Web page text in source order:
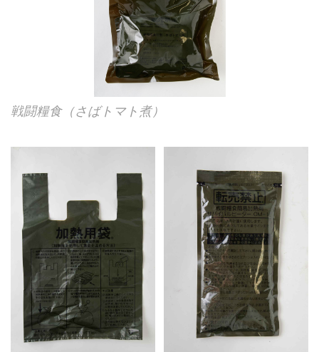
戦闘糧食（さばトマト煮）